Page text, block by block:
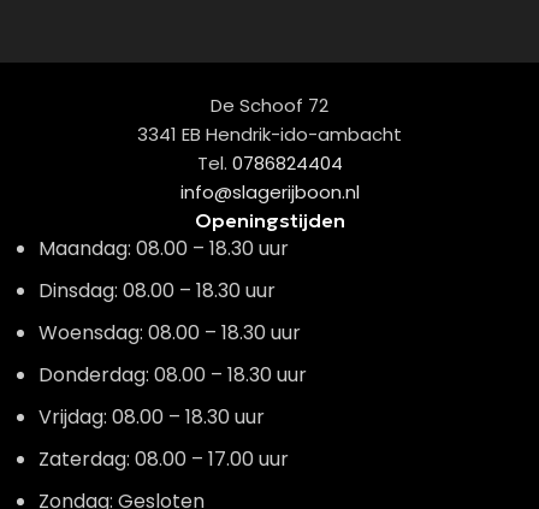
De Schoof 72
3341 EB Hendrik-ido-ambacht
Tel. 0786824404
info@slagerijboon.nl
Openingstijden
Maandag: 08.00 – 18.30 uur
Dinsdag: 08.00 – 18.30 uur
Woensdag: 08.00 – 18.30 uur
Donderdag: 08.00 – 18.30 uur
Vrijdag: 08.00 – 18.30 uur
Zaterdag: 08.00 – 17.00 uur
Zondag: Gesloten